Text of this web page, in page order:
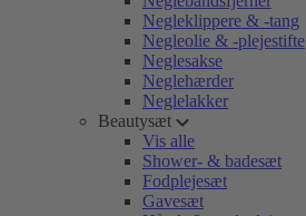
Negleklippere & -tang
Negleolie & -plejestifte
Neglesakse
Neglehærder
Neglelakker
Beautysæt
Vis alle
Shower- & badesæt
Fodplejesæt
Gavesæt